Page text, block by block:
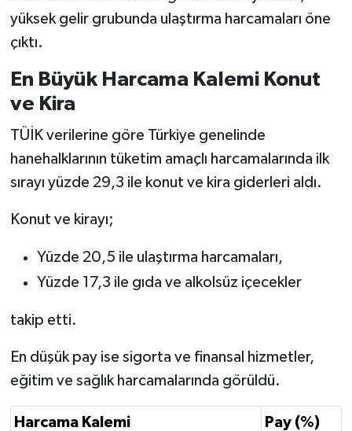
yüksek gelir grubunda ulaştırma harcamaları öne
çıktı.
En Büyük Harcama Kalemi Konut
ve Kira
TÜİK verilerine göre Türkiye genelinde
hanehalklarının tüketim amaçlı harcamalarında ilk
sırayı yüzde 29,3 ile konut ve kira giderleri aldı.
Konut ve kirayı;
Yüzde 20,5 ile ulaştırma harcamaları,
Yüzde 17,3 ile gıda ve alkolsüz içecekler
takip etti.
En düşük pay ise sigorta ve finansal hizmetler,
eğitim ve sağlık harcamalarında görüldü.
Harcama Kalemi Pay (%)